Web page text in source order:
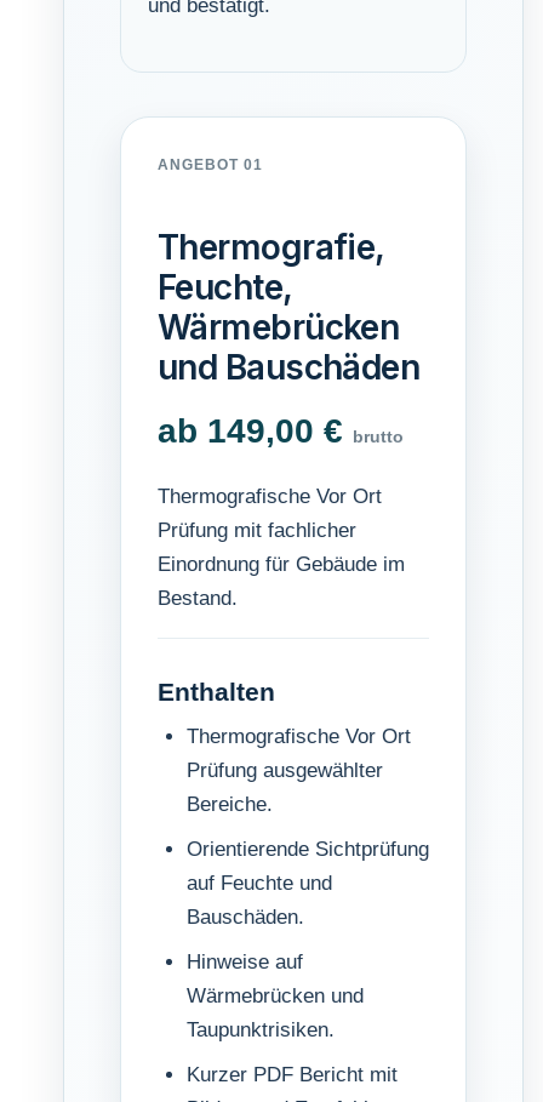
und bestätigt.
ANGEBOT 01
Thermografie,
Feuchte,
Wärmebrücken
und Bauschäden
ab 149,00 € brutto
Thermografische Vor Ort
Prüfung mit fachlicher
Einordnung für Gebäude im
Bestand.
Enthalten
Thermografische Vor Ort
Prüfung ausgewählter
Bereiche.
Orientierende Sichtprüfung
auf Feuchte und
Bauschäden.
Hinweise auf
Wärmebrücken und
Taupunktrisiken.
Kurzer PDF Bericht mit